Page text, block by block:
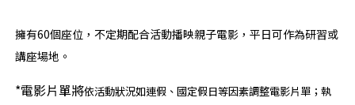
擁有60個座位，不定期配合活動播映親子電影，平日可作為研習或
講座場地。
*電影片單將依活動狀況如連假、國定假日等因素調整電影片單 ；執